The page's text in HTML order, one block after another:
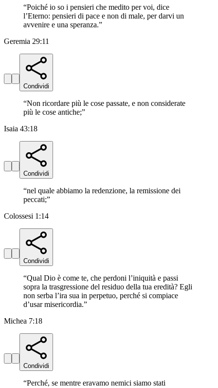
“Poiché io so i pensieri che medito per voi, dice
l’Eterno: pensieri di pace e non di male, per darvi un
avvenire e una speranza.”
Geremia 29:11
Condividi
“Non ricordare più le cose passate, e non considerate
più le cose antiche;”
Isaia 43:18
Condividi
“nel quale abbiamo la redenzione, la remissione dei
peccati;”
Colossesi 1:14
Condividi
“Qual Dio è come te, che perdoni l’iniquità e passi
sopra la trasgressione del residuo della tua eredità? Egli
non serba l’ira sua in perpetuo, perché si compiace
d’usar misericordia.”
Michea 7:18
Condividi
“Perché, se mentre eravamo nemici siamo stati